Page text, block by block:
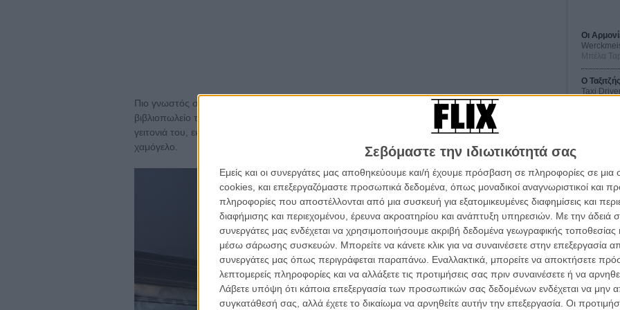
Σεβόμαστε την ιδιωτικότητά σας
Εμείς και οι συνεργάτες μας αποθηκεύουμε και/ή έχουμε πρόσβαση σε πληροφορίες σε
cookies, και επεξεργαζόμαστε προσωπικά δεδομένα, όπως μοναδικοί αναγνωριστικοί και
πληροφορίες που αποστέλλονται από μια συσκευή για εξατομικευμένες διαφημίσεις και
διαφήμισης και περιεχομένου, έρευνα ακροατηρίου και ανάπτυξη υπηρεσιών. Με την άδειά
συνεργάτες μας ενδέχεται να χρησιμοποιήσουμε ακριβή δεδομένα γεωγραφικής τοποθεσίας
μέσω σάρωσης συσκευών. Μπορείτε να κάνετε κλικ για να συναινέσετε στην επεξεργασία
συνεργάτες μας όπως περιγράφεται παραπάνω. Εναλλακτικά, μπορείτε να αποκτήσετε
λεπτομερείς πληροφορίες και να αλλάξετε τις προτιμήσεις σας πριν συναινέσετε ή να
Λάβετε υπόψη ότι κάποια επεξεργασία των προσωπικών σας δεδομένων ενδέχεται να μην
συγκατάθεσή σας, αλλά έχετε το δικαίωμα να αρνηθείτε αυτήν την επεξεργασία. Οι
Πιο γνωστός στον νεότερο πληθυσμό της πόλης έγινε χάρη στο μεγάλο, γεμάτο θησαυρούς
βιβλιοπωλείο του, Bibliothèque, στην πλατεία Εξαρχείων. Ετσι κι αλλιώς τα Εξάρχεια ήταν η
γειτονιά του, εκεί κυκλοφορούσε, συνήθως μαυροφορεμένος αλλά με φωτεινά, όμορφα μάτια και
χαμόγελο.
Οι
Μπέλα
O Ταξιτζής
Taxi
Οδύσσεια
The
Ψηλά
Tacones
Πέδρο
για να τα βλέπεις όλα σινεμά...
Η κινηματογραφική εβδομάδα
με τον τρόπο του flix
το newsletterτου flix, στο inbox σου